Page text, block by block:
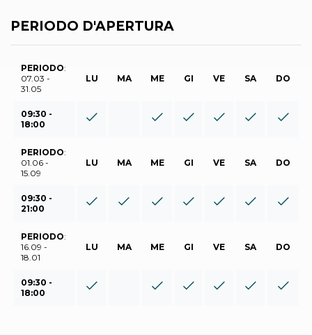
PERIODO D'APERTURA
PERIODO:
07.03 -
31.05
LU MA ME GI VE SA DO
09:30 -
18:00
PERIODO:
01.06 -
15.09
LU MA ME GI VE SA DO
09:30 -
21:00
PERIODO:
16.09 -
18.01
LU MA ME GI VE SA DO
09:30 -
18:00